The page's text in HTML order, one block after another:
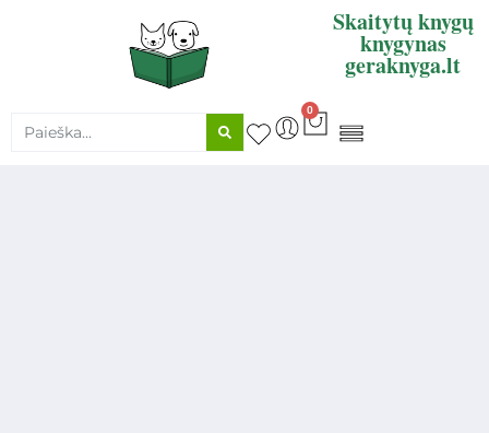
Skaitytų knygų
knygynas
geraknyga.lt
0